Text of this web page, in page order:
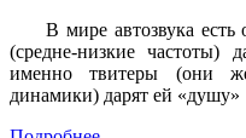
В мире автозвука
(средне-низкие частоты)
именно твитеры (они
динамики) дарят ей «душу»